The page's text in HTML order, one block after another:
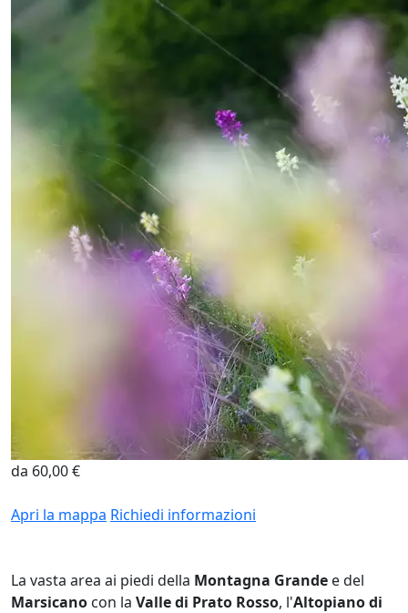
da 60,00 €
Apri la mappa Richiedi informazioni
La vasta area ai piedi della Montagna Grande e del
Marsicano con la Valle di Prato Rosso, l'Altopiano di